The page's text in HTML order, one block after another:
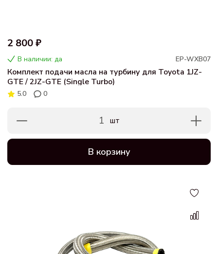
2 800 ₽
В наличии: да EP-WXB07
Комплект подачи масла на турбину для Toyota 1JZ-
GTE / 2JZ-GTE (Single Turbo)
5.0 0
1 шт
В корзину